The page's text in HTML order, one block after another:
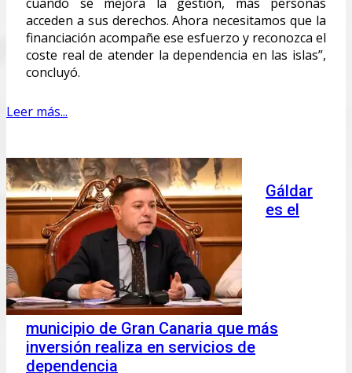
acceden a sus derechos. Ahora necesitamos que la
financiación acompañe ese esfuerzo y reconozca el
coste real de atender la dependencia en las islas”,
concluyó.
Leer más...
Gáldar
es el
municipio de Gran Canaria que más
inversión realiza en servicios de
dependencia